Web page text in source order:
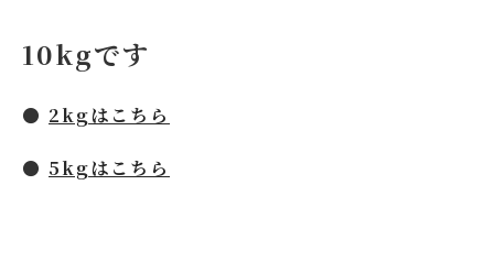
10kgです
● 2kgはこちら
● 5kgはこちら